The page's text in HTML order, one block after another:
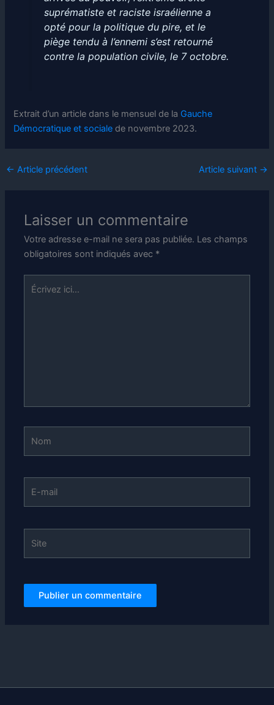
suprématiste et raciste israélienne a
opté pour la politique du pire, et le
piège tendu à l’ennemi s’est retourné
contre la population civile, le 7 octobre.
Extrait d’un article dans le mensuel de la Gauche
Démocratique et sociale de novembre 2023.
← Article précédent Article suivant →
Laisser un commentaire
Votre adresse e-mail ne sera pas publiée. Les champs
obligatoires sont indiqués avec *
Écrivez
ici…